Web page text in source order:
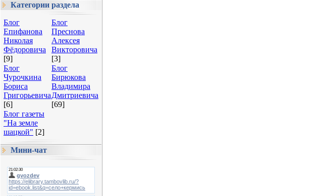
Категории раздела
Блог
Епифанова
Николая
Фёдоровича
[9]
Блог
Преснова
Алексея
Викторовича
[3]
Блог
Чурочкина
Бориса
Григорьевича
[6]
Блог
Бирюкова
Владимира
Дмитриевича
[69]
Блог газеты
"На земле
шацкой" [2]
Мини-чат